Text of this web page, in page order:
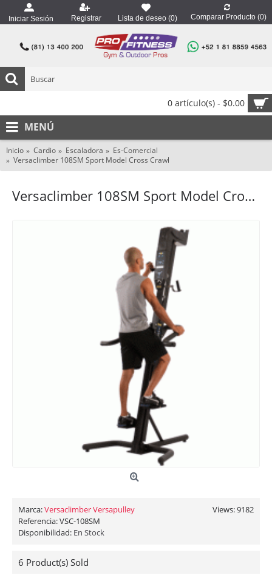
Iniciar Sesión Registrar Lista de deseo (0) Comparar Producto (0)
0 artículo(s) - $0.00
MENÚ
Inicio Cardio Escaladora
Es-Comercial
Versaclimber 108SM Sport Model Cross Crawl
Versaclimber 108SM Sport Model Cross Crawl
Views: 9182
Marca:Versaclimber Versapulley
Referencia:VSC-108SM
Disponibilidad: En Stock
6 Product(s) Sold